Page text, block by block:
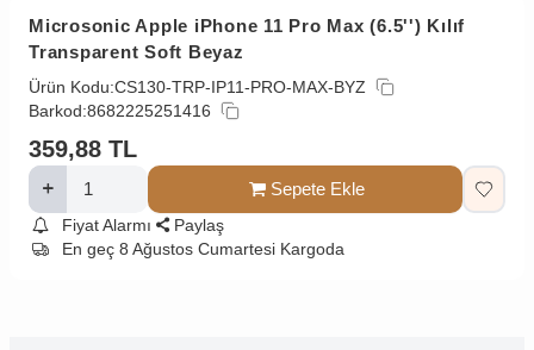
Microsonic Apple iPhone 11 Pro Max (6.5'') Kılıf
Transparent Soft Beyaz
Ürün Kodu:CS130-TRP-IP11-PRO-MAX-BYZ
Barkod:8682225251416
359,88 TL
Sepete Ekle
Fiyat Alarmı
Paylaş
En geç 8 Ağustos Cumartesi Kargoda